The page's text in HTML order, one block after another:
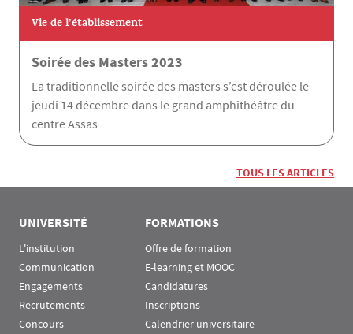
Vie de l’établissement
Soirée des Masters 2023
La traditionnelle soirée des masters s’est déroulée le
jeudi 14 décembre dans le grand amphithéâtre du
centre Assas
TOUS LES ARTICLES
UNIVERSITÉ
L'institution
Communication
Engagements
Recrutements
Concours
FORMATIONS
Offre de formation
E-learning et MOOC
Candidatures
Inscriptions
Calendrier universitaire